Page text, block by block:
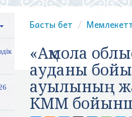
Басты бет
«Ақмола
ауданы
ауылының
КММ